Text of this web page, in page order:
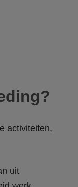
activiteiten,
uit